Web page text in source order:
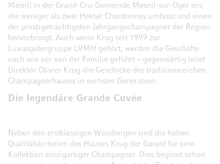
Mesnil in der Grand-Cru-Gemeinde Mesnil-sur-Oger ein,
die weniger als zwei Hektar Chardonnay umfasst und einen
der prestigeträchtigsten Jahrgangschampagner der Region
hervorbringt. Auch wenn Krug seit 1999 zur
Luxusgütergruppe LVMH gehört, werden die Geschäfte
nach wie vor von der Familie geführt – gegenwärtig leitet
Direktor Olivier Krug die Geschicke des traditionsreichen
Champagnerhauses in sechster Generation.
Die legendäre Grande Cuvée
Neben den erstklassigen Weinbergen sind die hohen
Qualitätskriterien des Hauses Krug der Garant für eine
Kollektion einzigartiger Champagner. Dies beginnt schon